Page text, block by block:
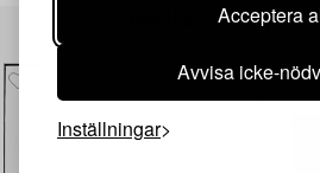
Acceptera
Avvisa icke-
Inställningar
Andra har även